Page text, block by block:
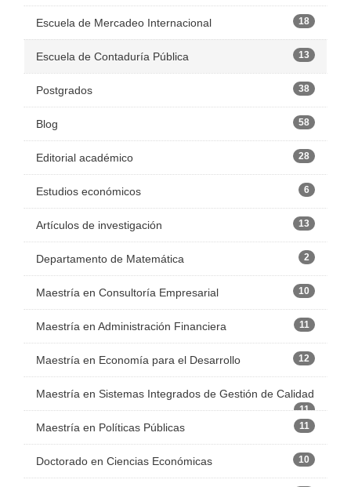
Escuela de Mercadeo Internacional 18
Escuela de Contaduría Pública 13
Postgrados 38
Blog 58
Editorial académico 28
Estudios económicos 6
Artículos de investigación 13
Departamento de Matemática 2
Maestría en Consultoría Empresarial 10
Maestría en Administración Financiera 11
Maestría en Economía para el Desarrollo 12
Maestría en Sistemas Integrados de Gestión de Calidad
11
Maestría en Políticas Públicas 11
Doctorado en Ciencias Económicas 10